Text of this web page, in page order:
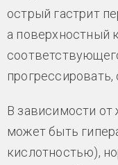
острый гастрит
а поверхностный
прогрессировать,
В зависимости от
может быть
кислотностью),